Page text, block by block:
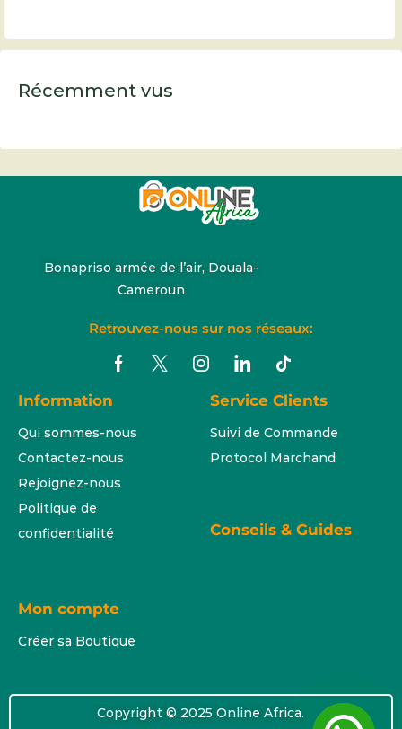
Récemment vus
Bonapriso armée de l’air, Douala-
Cameroun
Retrouvez-nous sur nos réseaux:
Information
Qui sommes-nous
Contactez-nous
Rejoignez-nous
Politique de
confidentialité
Service Clients
Suivi de Commande
Protocol Marchand
Conseils & Guides
Mon compte
Créer sa Boutique
Copyright © 2025 Online Africa.